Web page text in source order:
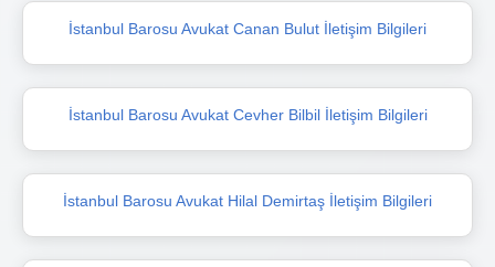
İstanbul Barosu Avukat Canan Bulut İletişim Bilgileri
İstanbul Barosu Avukat Cevher Bilbil İletişim Bilgileri
İstanbul Barosu Avukat Hilal Demirtaş İletişim Bilgileri